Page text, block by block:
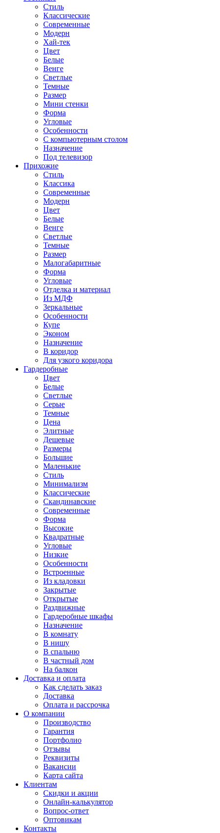
Стиль
Классические
Современные
Модерн
Хай-тек
Цвет
Белые
Венге
Светлые
Темные
Размер
Мини стенки
Форма
Угловые
Особенности
С компьютерным столом
Назначение
Под телевизор
Прихожие
Стиль
Классика
Современные
Модерн
Цвет
Белые
Венге
Светлые
Темные
Размер
Малогабаритные
Форма
Угловые
Отделка и материал
Из МДФ
Зеркальные
Особенности
Купе
Эконом
Назначение
В коридор
Для узкого коридора
Гардеробные
Цвет
Белые
Светлые
Серые
Темные
Цена
Элитные
Дешевые
Размеры
Большие
Маленькие
Стиль
Минимализм
Классические
Скандинавские
Современные
Форма
Высокие
Квадратные
Угловые
Низкие
Особенности
Встроенные
Из кладовки
Закрытые
Открытые
Раздвижные
Гардеробные шкафы
Назначение
В комнату
В нишу
В спальню
В частный дом
На балкон
Доставка и оплата
Как сделать заказ
Доставка
Оплата и рассрочка
О компании
Производство
Гарантия
Портфолио
Отзывы
Реквизиты
Вакансии
Карта сайта
Клиентам
Скидки и акции
Онлайн-калькулятор
Вопрос-ответ
Оптовикам
Контакты